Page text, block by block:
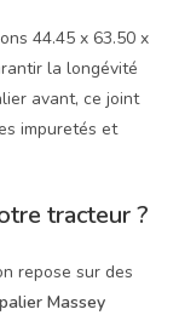
44.45 x 63.50 x
la longévité
avant, ce joint
impuretés et
tracteur ?
repose sur des
Massey